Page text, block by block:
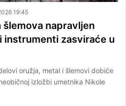
19:45
šlemova napravljen
instrumenti zasviraće u
oružja, metal i šlemovi dobiće
izložbi umetnika Nikole